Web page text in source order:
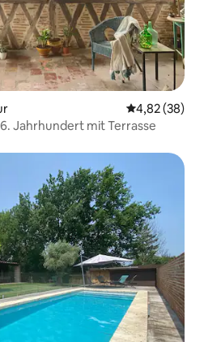
4,82 (38)
Jahrhundert mit Terrasse